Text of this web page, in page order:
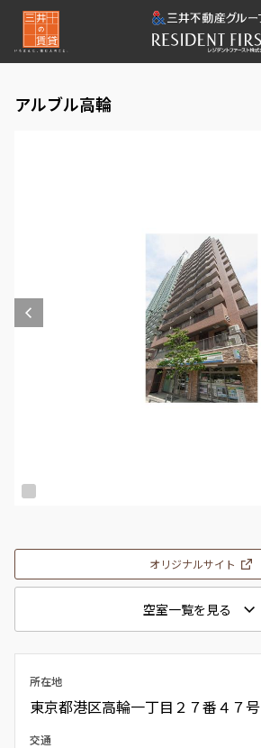
アルブル高輪
オリジナルサイト
空室一覧を見る
所在地
東京都港区高輪一丁目２７番４７号
交通